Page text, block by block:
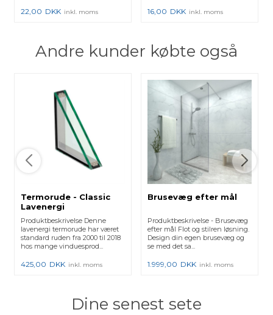
22,00 DKK inkl. moms 16,00 DKK inkl. moms
Andre kunder købte også
Termorude - Classic
Lavenergi
Produktbeskrivelse Denne
lavenergi termorude har været
standard ruden fra 2000 til 2018
hos mange vinduesprod...
425,00 DKK inkl. moms
Brusevæg efter mål
Produktbeskrivelse - Brusevæg
efter mål Flot og stilren løsning.
Design din egen brusevæg og
se med det sa...
1.999,00 DKK inkl. moms
Dine senest sete